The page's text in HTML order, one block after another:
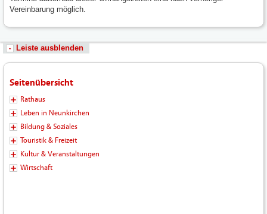
Vereinbarung möglich.
Leiste ausblenden
Seitenübersicht
Rathaus
Leben in Neunkirchen
Bildung & Soziales
Touristik & Freizeit
Kultur & Veranstaltungen
Wirtschaft